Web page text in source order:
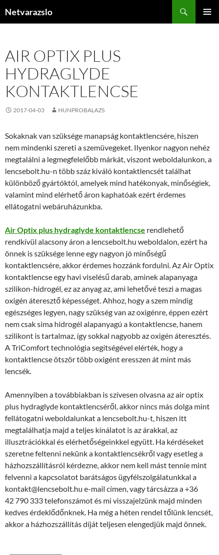
Netvarazslo
AIR OPTIX PLUS
HYDRAGLYDE
KONTAKTLENCSE
2017-04-03 HUNPROBALAZS
Sokaknak van szüksége manapság kontaktlencsére, hiszen
nem mindenki szereti a szemüvegeket. Ilyenkor nagyon nehéz
megtalálni a legmegfelelőbb márkát, viszont weboldalunkon, a
lencsebolt.hu-n több száz kiváló kontaktlencsét találhat
különböző gyártóktól, amelyek mind hatékonyak, minőségiek,
valamint mind elérhető áron kaphatóak ezért érdemes
ellátogatni webáruházunkba.
Air Optix plus hydraglyde kontaktlencse rendlehető
rendkívül alacsony áron a lencsebolt.hu weboldalon, ezért ha
önnek is szüksége lenne egy nagyon jó minőségű
kontaktlencsére, akkor érdemes hozzánk fordulni. Az Air Optix
kontaktlencse egy havi viselésű darab, aminek alapanyaga
szilikon-hidrogél, ez az anyag az, ami lehetővé teszi a magas
oxigén áteresztő képességet. Ahhoz, hogy a szem mindig
egészséges legyen, nagy szükség van az oxigénre, éppen ezért
nem csak sima hidrogél alapanyagú a kontaktlencse, hanem
szilikont is tartalmaz, így sokkal nagyobb az oxigén áteresztés.
A TriComfort technológia segítségével elérték, hogy a
kontaktlencse ötször több oxigént eresszen át mint más
lencsék.
Amennyiben a továbbiakban is szívesen olvasna az air optix
plus hydraglyde kontaktlencséről, akkor nincs más dolga mint
fellátogatni weboldalunkat a lencsebolt.hu-t, hiszen itt
megtalálhatja majd a teljes kínálatot is az árakkal, az
illusztrációkkal és elérhetőségeinkkel együtt. Ha kérdéseket
szeretne feltenni nekünk a kontaktlencsékről vagy esetleg a
házhozszállításról kérdezne, akkor nem kell mást tennie mint
felvenni a kapcsolatot barátságos ügyfélszolgálatunkkal a
kontakt@lencsebolt.hu e-mail címen, vagy tárcsázza a +36
42 790 333 telefonszámot és mi visszajelzünk majd minden
kedves érdeklődőnknek. Ha még a héten rendel tőlünk lencsét,
akkor a házhozszállítás díját teljesen elengedjük majd önnek.